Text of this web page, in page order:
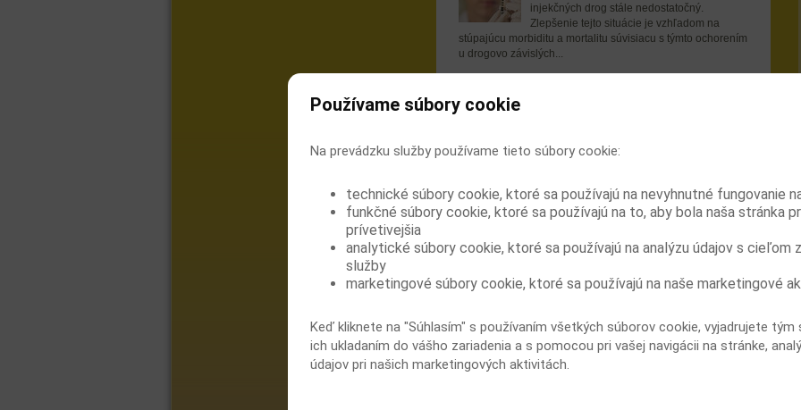
injekčných drog stále nedostatočný.
Zlepšenie tejto situácie je vzhľadom na
stúpajúcu morbiditu a mortalitu súvisiacu s týmto ochorením
u drogovo závislých...
a novembrom 2011 testované séra väzňov z
13 ukrajinských väzníc krátko pred prepustením. Zo 402
Vyššia cena buprenorfínu vo väzení
dokladá jeho vyššiu zneužiteľnosť oproti
Vzhľadom na dôkazy o zneužívaní
správy z mimoväzenského prostredia, že kombinácia
Užívanie injekčných drog a delenie sa o
ihly je u HIV pozitívnych väzňov kriticky
vysoké
Používame súbory cookie
Na prevádzku služby používame tieto súbory cookie:
technické súbory cookie, ktoré sa používajú na nevyhnutné fungovanie
funkčné súbory cookie, ktoré sa používajú na to, aby bola naša stránka
prívetivejšia
analytické súbory cookie, ktoré sa používajú na analýzu údajov s cieľom
služby
marketingové súbory cookie, ktoré sa používajú na naše marketingové
Keď kliknete na "Súhlasím" s používaním všetkých súborov cookie, vyjadrujete tým
ich ukladaním do vášho zariadenia a s pomocou pri vašej navigácii na stránke,
údajov pri našich marketingových aktivitách.